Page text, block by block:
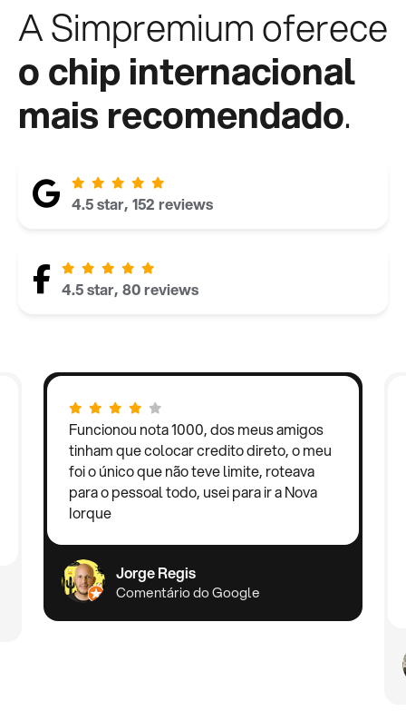
A Simpremium oferece
o chip internacional
mais recomendado.
4.5 star, 152 reviews
4.5 star, 80 reviews
Funcionou nota 1000, dos meus amigos
tinham que colocar credito direto, o meu
foi o único que não teve limite, roteava
para o pessoal todo, usei para ir a Nova
Iorque
Jorge Regis
Comentário do Google